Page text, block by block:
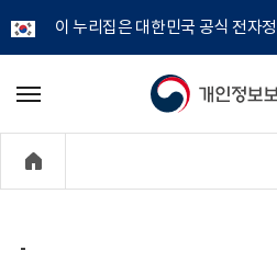
이 누리집은 대한민국 공식 전자
개
정
메
기
-